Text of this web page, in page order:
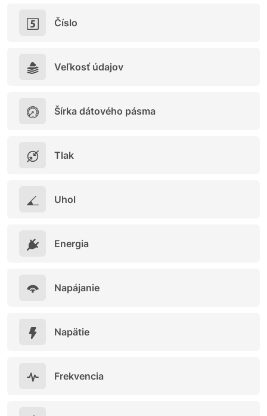
Číslo
Veľkosť údajov
Šírka dátového pásma
Tlak
Uhol
Energia
Napájanie
Napätie
Frekvencia